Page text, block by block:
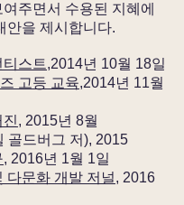
주면서 수용된 지혜에
안을 제시합니다.
티스트,2014년 10월 18일
고등 교육,2014년 11월
, 2015년 8월
골드버그 저), 2015
, 2016년 1월 1일
다문화 개발 저널, 2016